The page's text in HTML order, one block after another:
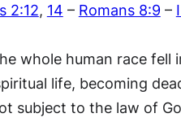
2:12, 14 – Romans 8:9 –
whole human race fell
life, becoming
subject to the law of